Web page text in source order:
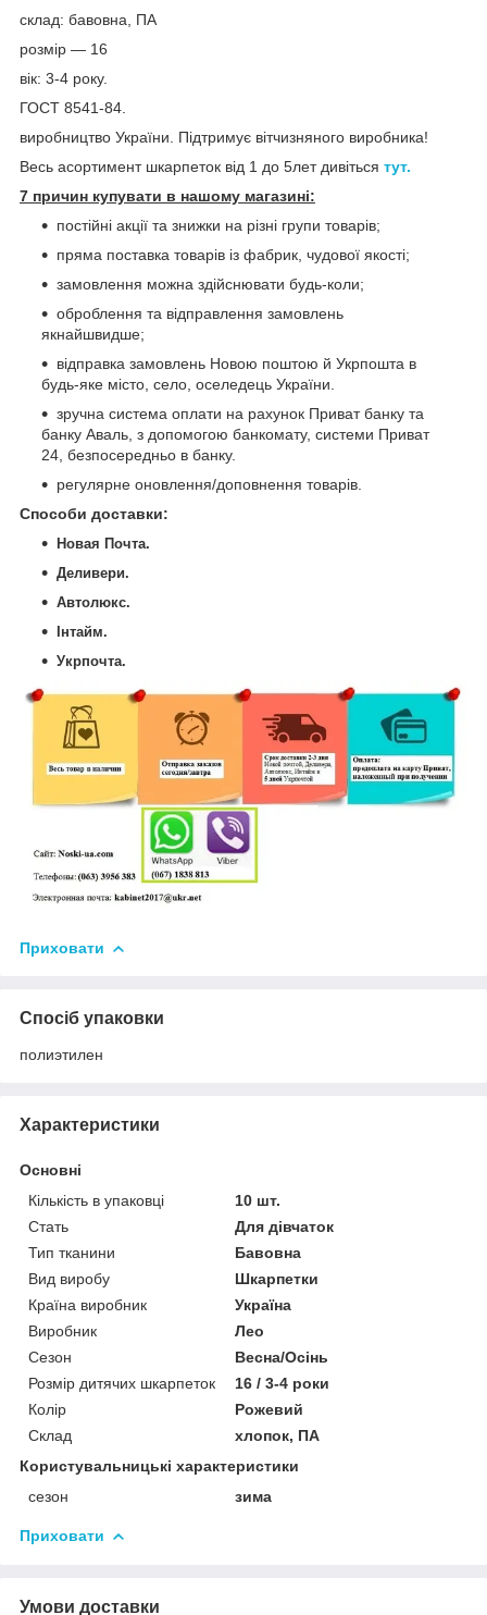
склад: бавовна, ПА
розмір — 16
вік: 3-4 року.
ГОСТ 8541-84.
виробництво України. Підтримує вітчизняного виробника!
Весь асортимент шкарпеток від 1 до 5лет дивіться тут.
7 причин купувати в нашому магазині:
постійні акції та знижки на різні групи товарів;
пряма поставка товарів із фабрик, чудової якості;
замовлення можна здійснювати будь-коли;
оброблення та відправлення замовлень
якнайшвидше;
відправка замовлень Новою поштою й Укрпошта в
будь-яке місто, село, оселедець України.
зручна система оплати на рахунок Приват банку та
банку Аваль, з допомогою банкомату, системи Приват
24, безпосередньо в банку.
регулярне оновлення/доповнення товарів.
Способи доставки:
Новая Почта.
Деливери.
Автолюкс.
Інтайм.
Укрпочта.
Приховати
Спосіб упаковки
полиэтилен
Характеристики
Основні
Кількість в упаковці
10 шт.
Стать
Для дівчаток
Тип тканини
Бавовна
Вид виробу
Шкарпетки
Країна виробник
Україна
Виробник
Лео
Сезон
Весна/Осінь
Розмір дитячих шкарпеток
16 / 3-4 роки
Колір
Рожевий
Склад
хлопок, ПА
Користувальницькі характеристики
сезон
зима
Приховати
Умови доставки